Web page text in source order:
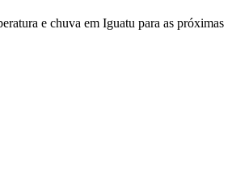
e chuva em Iguatu para as próximas